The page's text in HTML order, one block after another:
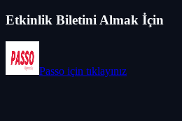
Etkinlik Biletini Almak İçin
Passo için tıklayınız